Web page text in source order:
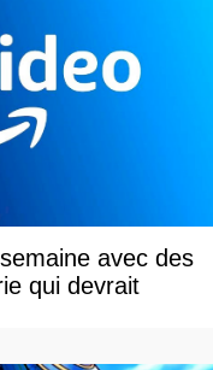
avec des
qui devrait